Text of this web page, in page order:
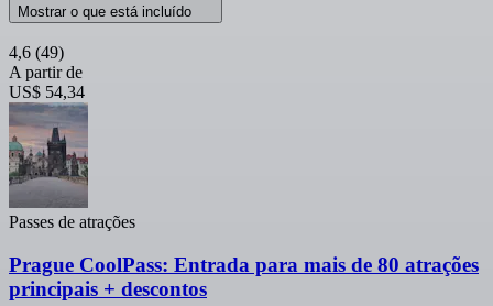
Mostrar o que está incluído
4,6 (49)
A partir de
US$ 54,34
Passes de atrações
Prague CoolPass: Entrada para mais de 80 atrações
principais + descontos